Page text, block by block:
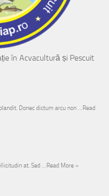
în Acvacultură și Pescuit
Donec dictum arcu non …Read
at. Sed …Read More »